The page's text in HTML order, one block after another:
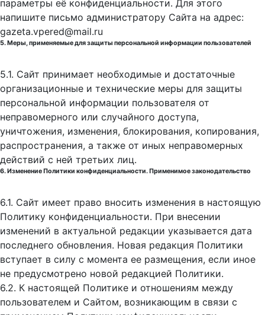
параметры её конфиденциальности. Для этого
напишите письмо администратору Сайта на адрес:
gazeta.vpered@mail.ru
5. Меры, применяемые для защиты персональной информации пользователей
5.1. Сайт принимает необходимые и достаточные
организационные и технические меры для защиты
персональной информации пользователя от
неправомерного или случайного доступа,
уничтожения, изменения, блокирования, копирования,
распространения, а также от иных неправомерных
действий с ней третьих лиц.
6. Изменение Политики конфиденциальности. Применимое законодательство
6.1. Сайт имеет право вносить изменения в настоящую
Политику конфиденциальности. При внесении
изменений в актуальной редакции указывается дата
последнего обновления. Новая редакция Политики
вступает в силу с момента ее размещения, если иное
не предусмотрено новой редакцией Политики.
6.2. К настоящей Политике и отношениям между
пользователем и Сайтом, возникающим в связи с